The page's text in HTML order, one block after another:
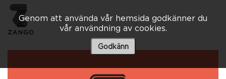
Genom att använda vår hemsida godkänner du
vår användning av cookies.
Godkänn
3 A
– 10 80 00